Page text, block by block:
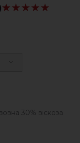
★★★★★
★★★★★
30% віскоза